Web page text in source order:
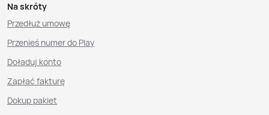
Na skróty
Przedłuż umowę
Przenieś numer do Play
Doładuj konto
Zapłać fakturę
Dokup pakiet